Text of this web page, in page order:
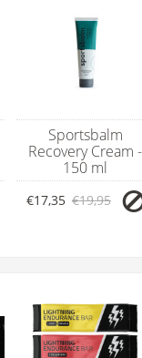
Sportsbalm
Recovery Cream -
150 ml
€17,35 €19,95